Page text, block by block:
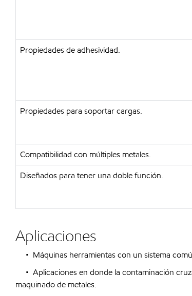
Propiedades de adhesividad.
Propiedades para soportar cargas.
Compatibilidad con múltiples metales.
Diseñados para tener una doble función.
Aplicaciones
• Máquinas herramientas con un sistema
• Aplicaciones en donde la contaminación
maquinado de metales.